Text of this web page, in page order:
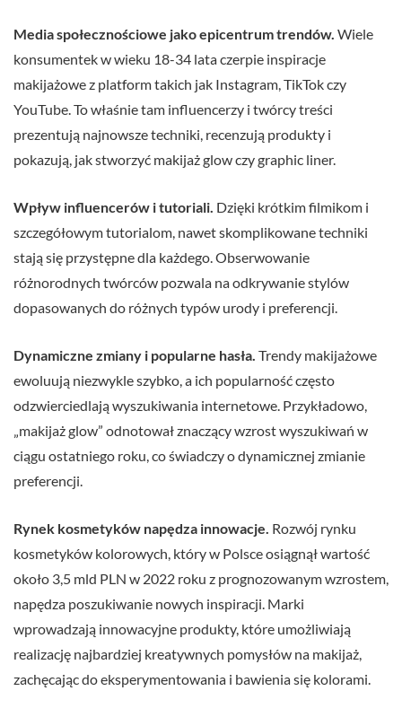
Media społecznościowe jako epicentrum trendów. Wiele
konsumentek w wieku 18-34 lata czerpie inspiracje
makijażowe z platform takich jak Instagram, TikTok czy
YouTube. To właśnie tam influencerzy i twórcy treści
prezentują najnowsze techniki, recenzują produkty i
pokazują, jak stworzyć makijaż glow czy graphic liner.
Wpływ influencerów i tutoriali. Dzięki krótkim filmikom i
szczegółowym tutorialom, nawet skomplikowane techniki
stają się przystępne dla każdego. Obserwowanie
różnorodnych twórców pozwala na odkrywanie stylów
dopasowanych do różnych typów urody i preferencji.
Dynamiczne zmiany i popularne hasła. Trendy makijażowe
ewoluują niezwykle szybko, a ich popularność często
odzwierciedlają wyszukiwania internetowe. Przykładowo,
„makijaż glow” odnotował znaczący wzrost wyszukiwań w
ciągu ostatniego roku, co świadczy o dynamicznej zmianie
preferencji.
Rynek kosmetyków napędza innowacje. Rozwój rynku
kosmetyków kolorowych, który w Polsce osiągnął wartość
około 3,5 mld PLN w 2022 roku z prognozowanym wzrostem,
napędza poszukiwanie nowych inspiracji. Marki
wprowadzają innowacyjne produkty, które umożliwiają
realizację najbardziej kreatywnych pomysłów na makijaż,
zachęcając do eksperymentowania i bawienia się kolorami.